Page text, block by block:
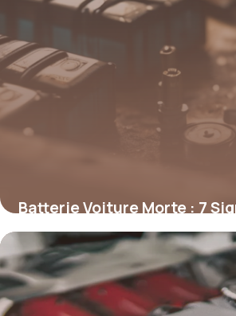
Batterie Voiture Morte : 7
27 avril 2026